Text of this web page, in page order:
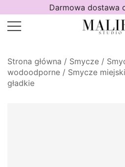
do
treści
Darmowa dostawa
Strona główna / Smycze /
wodoodporne / Smycze
gładkie